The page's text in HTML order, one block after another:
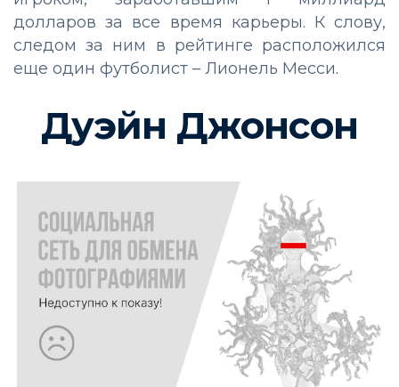
долларов за все время карьеры. К слову,
следом за ним в рейтинге расположился
еще один футболист – Лионель Месси.
Дуэйн Джонсон